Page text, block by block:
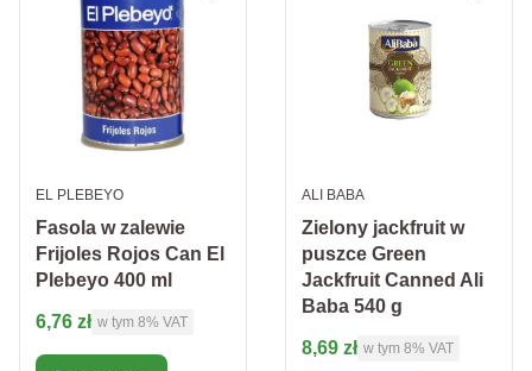
Fasola w zalewie
Frijoles Rojos Can El
Plebeyo 400 ml
PRODUCENT
EL PLEBEYO
Cena brutto
6,76 zł w tym %s VAT
w tym 8% VAT
Zielony jackfruit w
puszce Green
Jackfruit Canned Ali
Baba 540 g
PRODUCENT
ALI BABA
Cena brutto
8,69 zł w tym %s VAT
w tym 8% VAT